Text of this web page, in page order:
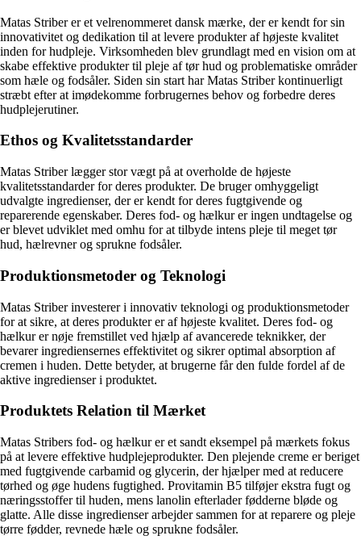
Matas Striber er et velrenommeret dansk mærke, der er kendt for sin
innovativitet og dedikation til at levere produkter af højeste kvalitet
inden for hudpleje. Virksomheden blev grundlagt med en vision om at
skabe effektive produkter til pleje af tør hud og problematiske områder
som hæle og fodsåler. Siden sin start har Matas Striber kontinuerligt
stræbt efter at imødekomme forbrugernes behov og forbedre deres
hudplejerutiner.
Ethos og Kvalitetsstandarder
Matas Striber lægger stor vægt på at overholde de højeste
kvalitetsstandarder for deres produkter. De bruger omhyggeligt
udvalgte ingredienser, der er kendt for deres fugtgivende og
reparerende egenskaber. Deres fod- og hælkur er ingen undtagelse og
er blevet udviklet med omhu for at tilbyde intens pleje til meget tør
hud, hælrevner og sprukne fodsåler.
Produktionsmetoder og Teknologi
Matas Striber investerer i innovativ teknologi og produktionsmetoder
for at sikre, at deres produkter er af højeste kvalitet. Deres fod- og
hælkur er nøje fremstillet ved hjælp af avancerede teknikker, der
bevarer ingrediensernes effektivitet og sikrer optimal absorption af
cremen i huden. Dette betyder, at brugerne får den fulde fordel af de
aktive ingredienser i produktet.
Produktets Relation til Mærket
Matas Stribers fod- og hælkur er et sandt eksempel på mærkets fokus
på at levere effektive hudplejeprodukter. Den plejende creme er beriget
med fugtgivende carbamid og glycerin, der hjælper med at reducere
tørhed og øge hudens fugtighed. Provitamin B5 tilføjer ekstra fugt og
næringsstoffer til huden, mens lanolin efterlader fødderne bløde og
glatte. Alle disse ingredienser arbejder sammen for at reparere og pleje
tørre fødder, revnede hæle og sprukne fodsåler.